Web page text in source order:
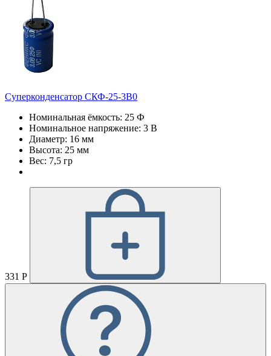
Суперконденсатор СКФ-25-3В0
Номинальная ёмкость: 25 Ф
Номинальное напряжение: 3 В
Диаметр: 16 мм
Высота: 25 мм
Вес: 7,5 гр
331 Р